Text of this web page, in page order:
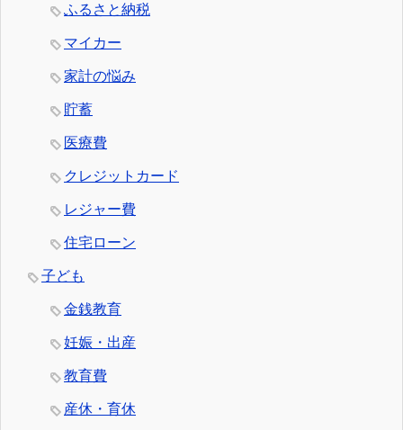
ふるさと納税
マイカー
家計の悩み
貯蓄
医療費
クレジットカード
レジャー費
住宅ローン
子ども
金銭教育
妊娠・出産
教育費
産休・育休